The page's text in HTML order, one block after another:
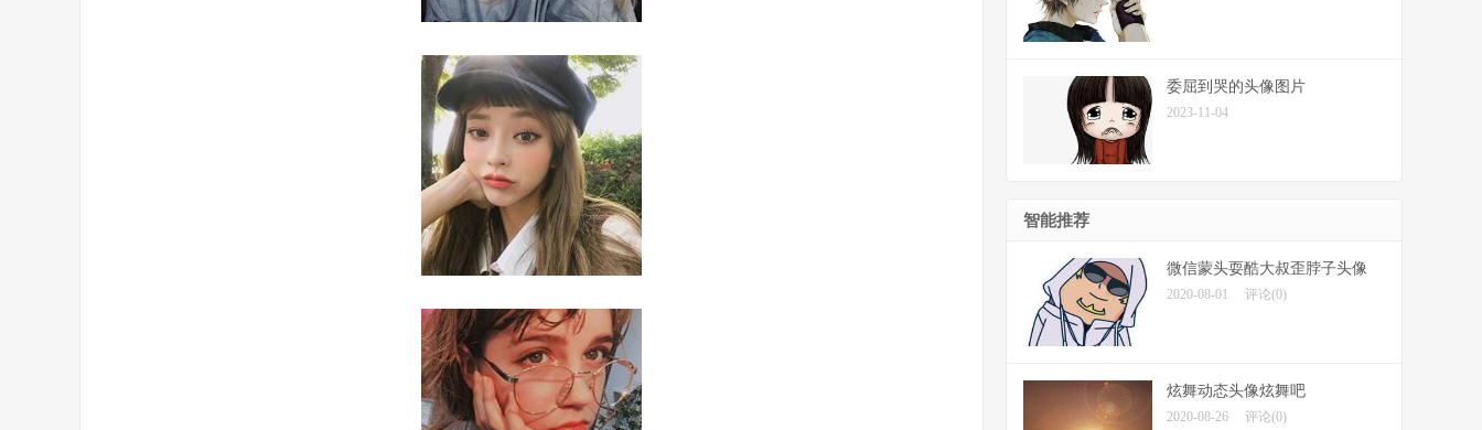
委屈到哭的头像图片
2023-11-04
智能推荐
微信蒙头耍酷大叔歪脖子头像
2020-08-01 评论(0)
炫舞动态头像炫舞吧
2020-08-26 评论(0)